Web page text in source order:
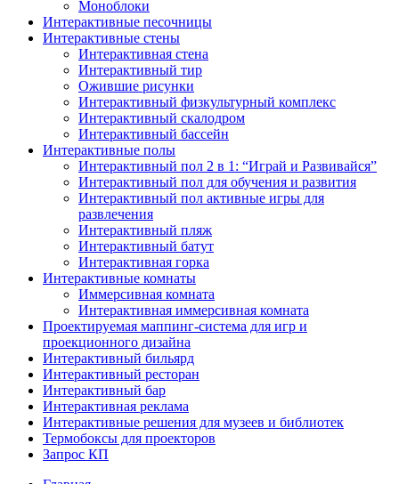
Моноблоки
Интерактивные песочницы
Интерактивные стены
Интерактивная стена
Интерактивный тир
Ожившие рисунки
Интерактивный физкультурный комплекс
Интерактивный скалодром
Интерактивный бассейн
Интерактивные полы
Интерактивный пол 2 в 1: “Играй и Развивайся”
Интерактивный пол для обучения и развития
Интерактивный пол активные игры для
развлечения
Интерактивный пляж
Интерактивный батут
Интерактивная горка
Интерактивные комнаты
Иммерсивная комната
Интерактивная иммерсивная комната
Проектируемая маппинг-система для игр и
проекционного дизайна
Интерактивный бильярд
Интерактивный ресторан
Интерактивный бар
Интерактивная реклама
Интерактивные решения для музеев и библиотек
Термобоксы для проекторов
Запрос КП